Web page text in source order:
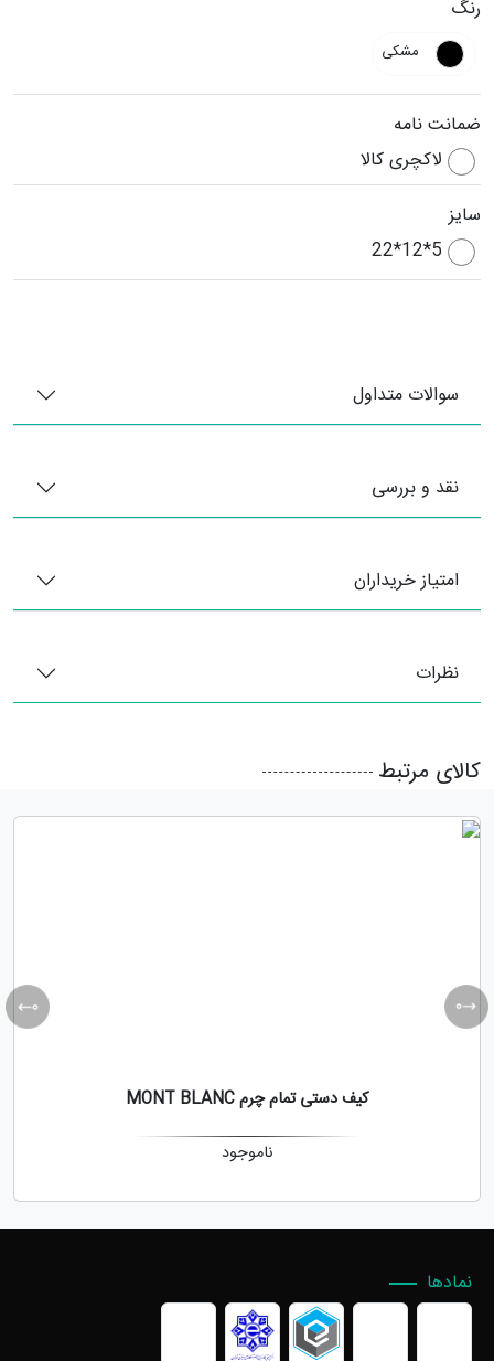
رنگ
مشکی
ضمانت نامه
لاکچری کالا
سایز
5*12*22
سوالات متداول
نقد و بررسی
امتیاز خریداران
نظرات
کالای مرتبط
کیف دستی تمام چرم MONT BLANC
ناموجود
نمادها